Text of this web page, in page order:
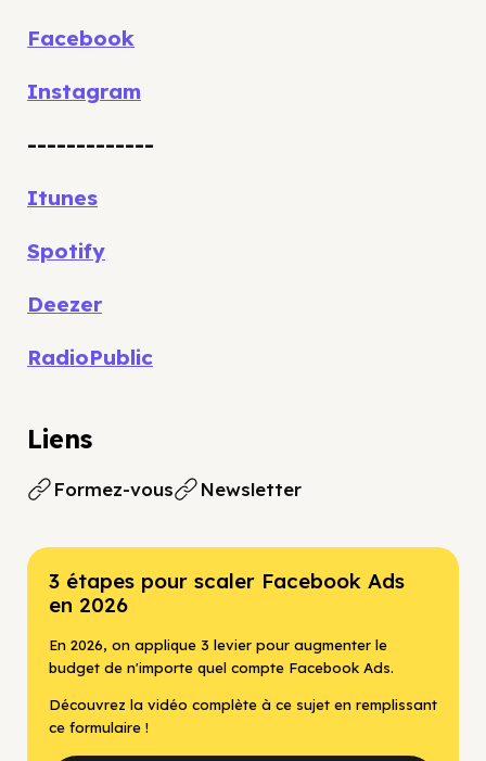
Facebook
Instagram
-------------
Itunes
Spotify
Deezer
RadioPublic
Liens
Formez-vous Newsletter
3 étapes pour scaler Facebook Ads
en 2026
En 2026, on applique 3 levier pour augmenter le
budget de n'importe quel compte Facebook Ads.
Découvrez la vidéo complète à ce sujet en remplissant
ce formulaire !